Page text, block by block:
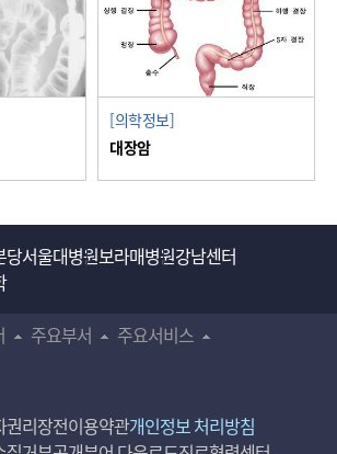
[의학정보]
대장암
당서울대병원보라매병원강남센터
주요부서
주요서비스
권리장전이용약관개인정보 처리방침